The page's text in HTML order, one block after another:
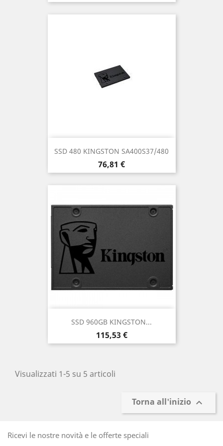
SSD 480 KINGSTON SA400S37/480
Prezzo
76,81 €
SSD 960GB KINGSTON...
Prezzo
115,53 €
Visualizzati 1-5 su 5 articoli
Torna all'inizio 
Ricevi le nostre novità e le offerte speciali